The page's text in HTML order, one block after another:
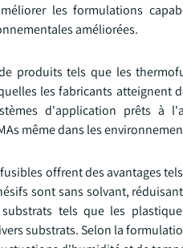
les formulations
améliorées.
produits tels que les
les fabricants atteignent
d'application prêts à
même dans les
offrent des avantages
sont sans solvant,
tels que les
substrats. Selon la